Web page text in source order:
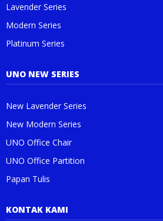
Lavender Series
Modern Series
Platinum Series
UNO NEW SERIES
New Lavender Series
New Modern Series
UNO Office Chair
UNO Office Partition
Papan Tulis
KONTAK KAMI